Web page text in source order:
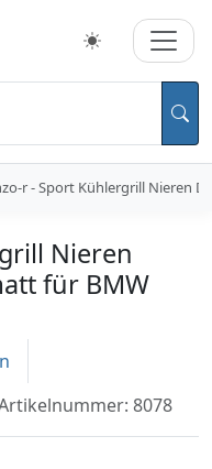
r - Sport Kühlergrill Nieren
Nieren
für BMW
8078